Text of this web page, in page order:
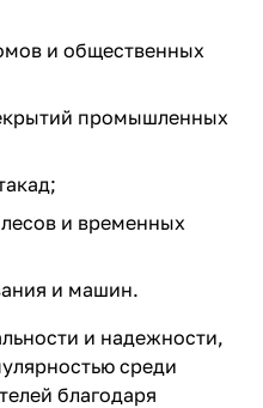
и общественных
промышленных
и временных
и машин.
и надежности,
среди
благодаря